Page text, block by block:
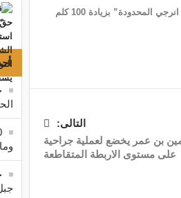
ووافقت وزارة الصناعة والطاقة على مطلب المؤسسة التونسية للانشطة البترولية وشركة ” ي .ان . ج انرجي المحدودة” بزيادة 100 كلم
التالى:
بن عمر يخضع لعملية جراحية
على مستوى الاربطة المتقاطعة